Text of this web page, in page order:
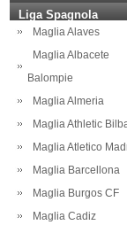
Liga Spagnola
Maglia Alaves
Maglia Albacete
Balompie
Maglia Almeria
Maglia Athletic
Maglia Atletico
Maglia Barcellona
Maglia Burgos CF
Maglia Cadiz